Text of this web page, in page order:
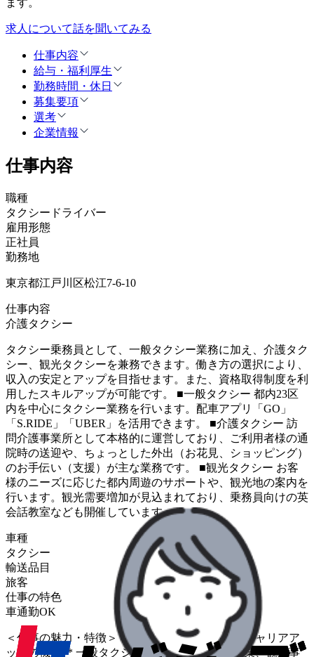
ます。
求人について話を聞いてみる
仕事内容
給与・福利厚生
勤務時間・休日
募集要項
選考
企業情報
仕事内容
職種
タクシードライバー
雇用形態
正社員
勤務地
東京都江戸川区松江7-6-10
仕事内容
介護タクシー
タクシー乗務員として、一般タクシー業務に加え、介護タク
シー、観光タクシーを兼務できます。働き方の選択により、
収入の安定とアップを目指せます。また、資格取得制度を利
用したスキルアップが可能です。 ■一般タクシー 都内23区
内を中心にタクシー業務を行います。配車アプリ「GO」
「S.RIDE」「UBER」を活用できます。 ■介護タクシー 訪
問介護事業所として本格的に運営しており、ご利用者様の通
院時の送迎や、ちょっとした外出（お花見、ショッピング）
のお手伝い（支援）が主な業務です。 ■観光タクシー お客
様のニーズに応じた都内周遊のサポートや、観光地の案内を
行います。観光需要増加が見込まれており、乗務員向けの英
会話教室なども開催しています。
車種
タクシー
輸送品目
旅客
仕事の特色
車通勤OK
＜仕事の魅力・特徴＞ **多様な事業展開によるキャリアア
ップの機会** 一般タクシー業務に加え、介護事業、観光事